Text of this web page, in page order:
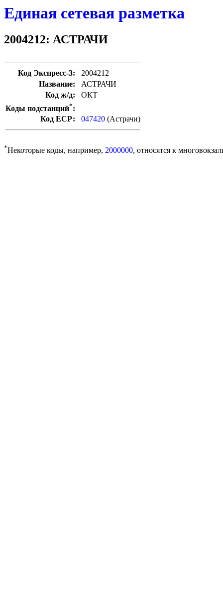
Единая сетевая разметка
2004212: АСТРАЧИ
Код Экспресс-3:
2004212
Название:
АСТРАЧИ
Код ж/д:
ОКТ
Коды подстанций*:
Код ЕСР:
047420 (Астрачи)
*Некоторые коды, например, 2000000, относятся к